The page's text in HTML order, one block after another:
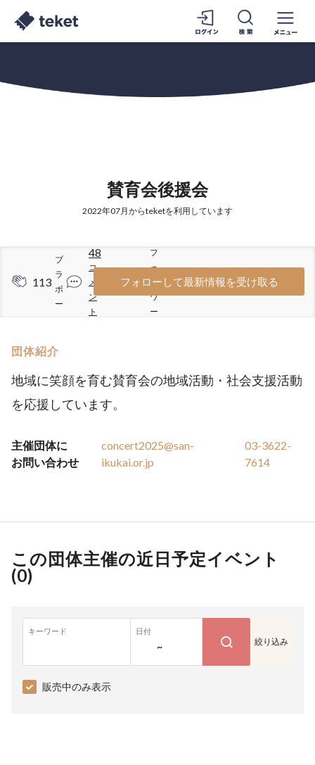
賛育会後援会
2022年07月からteketを利用しています
113
ブ
ラ
ボ
ー
48
コ
メ
ン
ト
334
フ
ォ
ロ
ワ
ー
フォローして最新情報を受け取る
団体紹介
地域に笑顔を育む賛育会の地域活動・社会支援活動
を応援しています。
主催団体に
お問い合わせ
concert2025@san-
ikukai.or.jp
03-3622-
7614
この団体主催の近日予定イベント
(0)
キーワード 日付
~ 絞り込み
販売中のみ表示